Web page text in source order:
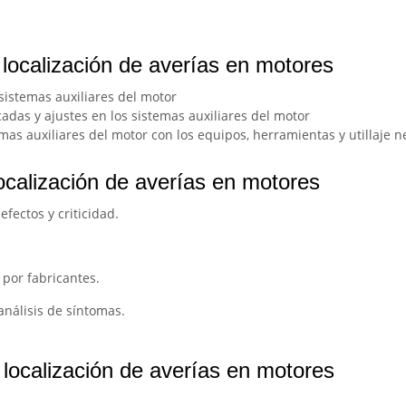
de averías en motores
auxiliares del motor
y ajustes en los sistemas auxiliares del motor
auxiliares del motor con los equipos, herramientas y utillaje
de averías en motores
y criticidad.
fabricantes.
de síntomas.
de averías en motores